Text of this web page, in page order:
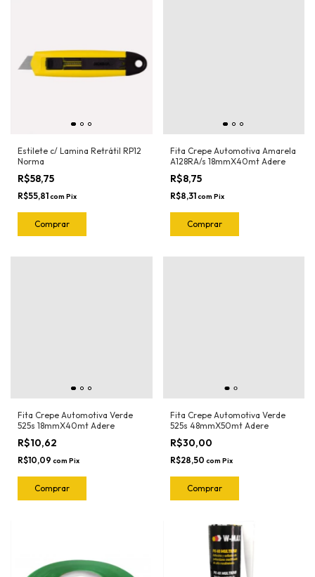
Estilete c/ Lamina Retrátil RP12
Norma
R$58,75
R$55,81com Pix
Fita Crepe Automotiva Amarela
A128RA/s 18mmX40mt Adere
R$8,75
R$8,31com Pix
Fita Crepe Automotiva Verde
525s 18mmX40mt Adere
R$10,62
R$10,09 com Pix
Fita Crepe Automotiva Verde
525s 48mmX50mt Adere
R$30,00
R$28,50 com Pix